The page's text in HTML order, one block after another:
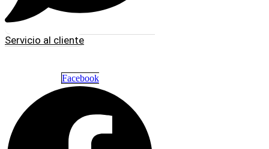
Servicio al cliente
Facebook